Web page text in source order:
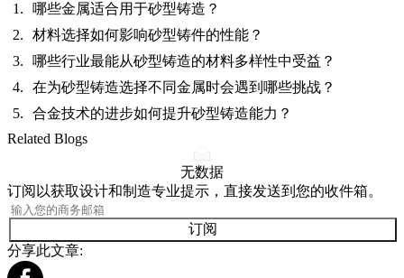
哪些金属适合用于砂型铸造？
材料选择如何影响砂型铸件的性能？
哪些行业最能从砂型铸造的材料多样性中受益？
在为砂型铸造选择不同金属时会遇到哪些挑战？
合金技术的进步如何提升砂型铸造能力？
Related Blogs
无数据
订阅以获取设计和制造专业提示，直接发送到您的收件箱。
订阅
分享此文章: